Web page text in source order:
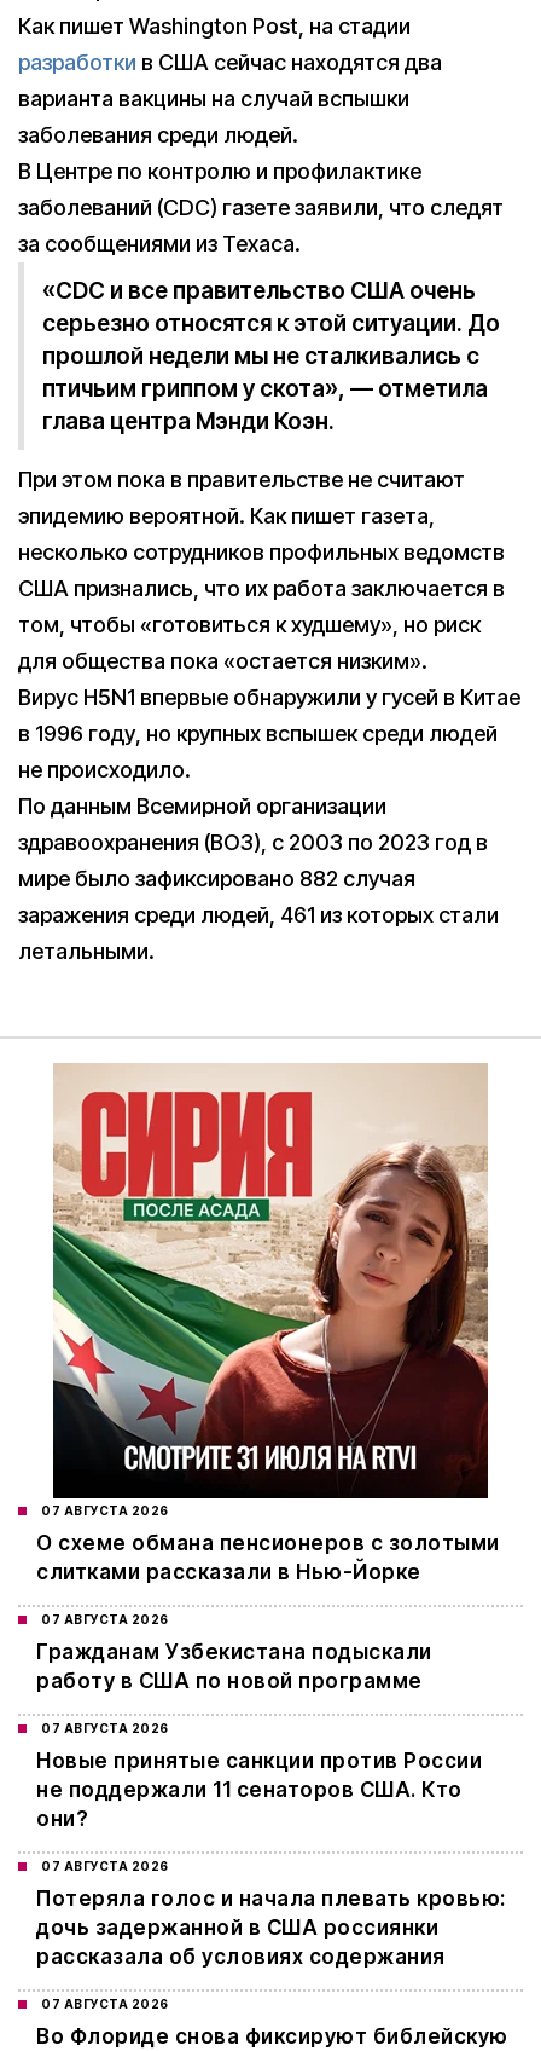
Как пишет Washington Post, на стадии
разработки в США сейчас находятся два
варианта вакцины на случай вспышки
заболевания среди людей.
В Центре по контролю и профилактике
заболеваний (CDC) газете заявили, что следят
за сообщениями из Техаса.
«CDC и все правительство США очень
серьезно относятся к этой ситуации. До
прошлой недели мы не сталкивались с
птичьим гриппом у скота», — отметила
глава центра Мэнди Коэн.
При этом пока в правительстве не считают
эпидемию вероятной. Как пишет газета,
несколько сотрудников профильных ведомств
США признались, что их работа заключается в
том, чтобы «готовиться к худшему», но риск
для общества пока «остается низким».
Вирус H5N1 впервые обнаружили у гусей в Китае
в 1996 году, но крупных вспышек среди людей
не происходило.
По данным Всемирной организации
здравоохранения (ВОЗ), с 2003 по 2023 год в
мире было зафиксировано 882 случая
заражения среди людей, 461 из которых стали
летальными.
07 АВГУСТА 2026
О схеме обмана пенсионеров с золотыми
слитками рассказали в Нью-Йорке
07 АВГУСТА 2026
Гражданам Узбекистана подыскали
работу в США по новой программе
07 АВГУСТА 2026
Новые принятые санкции против России
не поддержали 11 сенаторов США. Кто
они?
07 АВГУСТА 2026
Потеряла голос и начала плевать кровью:
дочь задержанной в США россиянки
рассказала об условиях содержания
07 АВГУСТА 2026
Во Флориде снова фиксируют библейскую